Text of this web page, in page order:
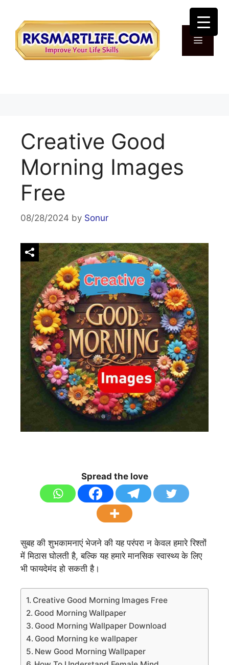
content
Creative Good
Morning Images
Free
08/28/2024 by Sonur
Spread the love
सुबह की शुभकामनाएं भेजने की यह परंपरा न केवल हमारे रिश्तों
में मिठास घोलती है, बल्कि यह हमारे मानसिक स्वास्थ्य के लिए
भी फायदेमंद हो सकती है।
Creative Good Morning Images Free
Good Morning Wallpaper
Good Morning Wallpaper Download
Good Morning ke wallpaper
New Good Morning Wallpaper